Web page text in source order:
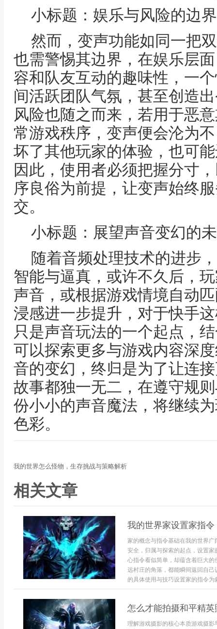
小标题：娱乐与风险的边
然而，变声功能如同一把
也需警惕其边界，在娱乐层
容和队友互动的趣味性，一
间活跃团队气氛，甚至创造
风险也随之而来，若用于恶
常游戏秩序，变声便会沦为
坏了其他玩家的体验，也可
因此，使用者必须把握分寸
序良俗为前提，让变声始终
交。
小标题：展望声音变幻的
随着音频处理技术的进步
智能与逼真，或许不久后，
声音，或根据游戏情境自动
浸感进一步提升，对于快手
只是声音玩法的一个起点，
可以探索更多与游戏内容深
音的变幻，终归是为了让连
故事都独一无二，在遵守规
份小小的声音魔法，将继续
色彩。
我的世界怎么怪物，生存挑战与策略解析
相关文章
我的世界家设置家指
家的概念与指令基础在我的世界
安全，归属与探索的起点，设置
心指令看似简单，却蕴含着巨大
远村庄的角落，都能瞬间返回自
的具体使用与技巧设置家的指令为
怎么才能拍摄和平精
理解游戏摄影的核心本质游戏摄